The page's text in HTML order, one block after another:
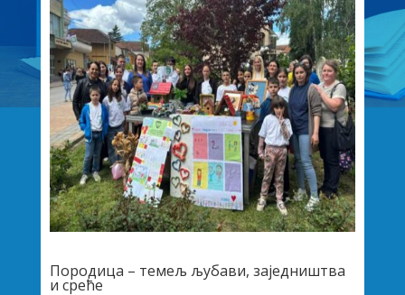
Породица – темељ љубави, заједништва
и среће